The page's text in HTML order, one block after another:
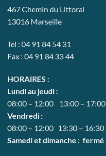
467 Chemin du Littoral
13016 Marseille
Tel : 04 91 84 54 31
Fax : 04 91 84 33 44
HORAIRES :
Lundi au jeudi :
08:00 – 12:00 13:00 – 17:00
Vendredi :
08:00 – 12:00 13:30 – 16:30
Samedi et dimanche : fermé